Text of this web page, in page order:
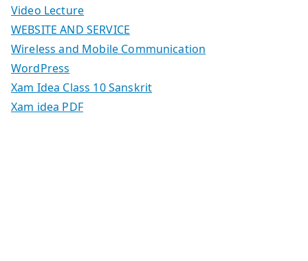
Video Lecture
WEBSITE AND SERVICE
Wireless and Mobile Communication
WordPress
Xam Idea Class 10 Sanskrit
Xam idea PDF